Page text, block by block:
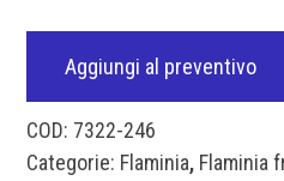
Aggiungi al preventivo
COD: 7322-246
Categorie: Flaminia, Flaminia